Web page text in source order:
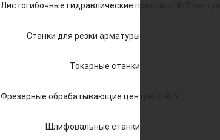
Листогибочные гидравлические прессы с ЧПУ
Станки для резки арматуры
Токарные станки
Фрезерные обрабатывающие центры с ЧПУ
Шлифовальные станки